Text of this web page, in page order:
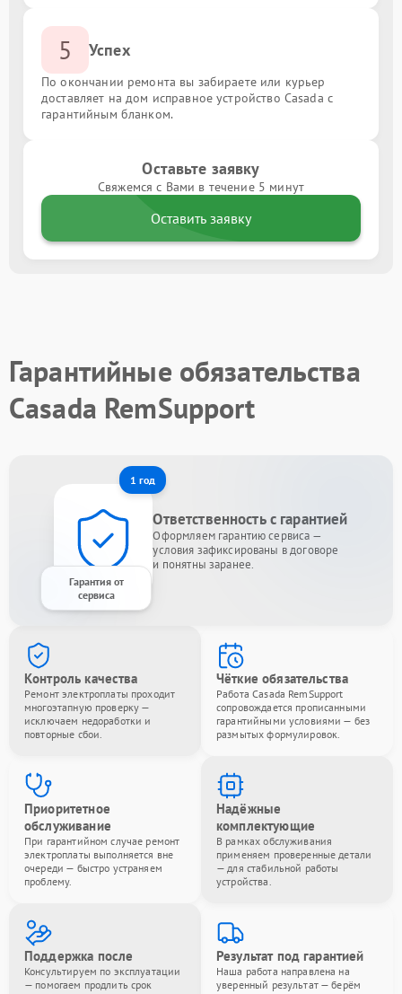
5 Успех
По окончании ремонта вы забираете или курьер
доставляет на дом исправное устройство Casada с
гарантийным бланком.
Оставьте заявку
Свяжемся с Вами в течение 5 минут
Оставить заявку
Гарантийные обязательства
Casada RemSupport
1 год
Гарантия от
сервиса
Ответственность с гарантией
Оформляем гарантию сервиса —
условия зафиксированы в договоре
и понятны заранее.
Контроль качества
Ремонт электроплаты проходит
многоэтапную проверку —
исключаем недоработки и
повторные сбои.
Чёткие обязательства
Работа Casada RemSupport
сопровождается прописанными
гарантийными условиями — без
размытых формулировок.
Приоритетное
обслуживание
При гарантийном случае ремонт
электроплаты выполняется вне
очереди — быстро устраняем
проблему.
Надёжные
комплектующие
В рамках обслуживания
применяем проверенные детали
— для стабильной работы
устройства.
Поддержка после
Консультируем по эксплуатации
— помогаем продлить срок
Результат под гарантией
Наша работа направлена на
уверенный результат — берём